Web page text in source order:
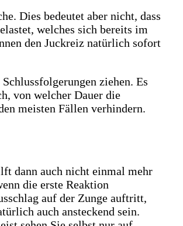
Dies bedeutet aber nicht, dass
welches sich bereits im
den Juckreiz natürlich sofort
ziehen. Es
von welcher Dauer die
meisten Fällen verhindern.
dann auch nicht einmal mehr
die erste Reaktion
auf der Zunge auftritt,
auch ansteckend sein.